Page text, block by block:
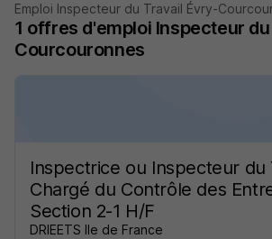
Emploi Inspecteur du Travail Évry-
1 offres d'emploi Inspecteur
Courcouronnes
Inspectrice ou Inspecteur du
Chargé du Contrôle des
Section 2-1 H/F
DRIEETS Ile de France